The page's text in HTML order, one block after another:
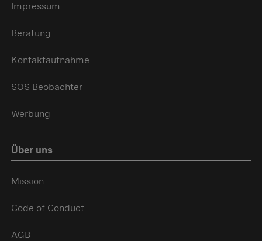
Impressum
Beratung
Kontaktaufnahme
SOS Beobachter
Werbung
Über uns
Mission
Code of Conduct
AGB